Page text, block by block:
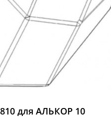
для АЛЬКОР 10